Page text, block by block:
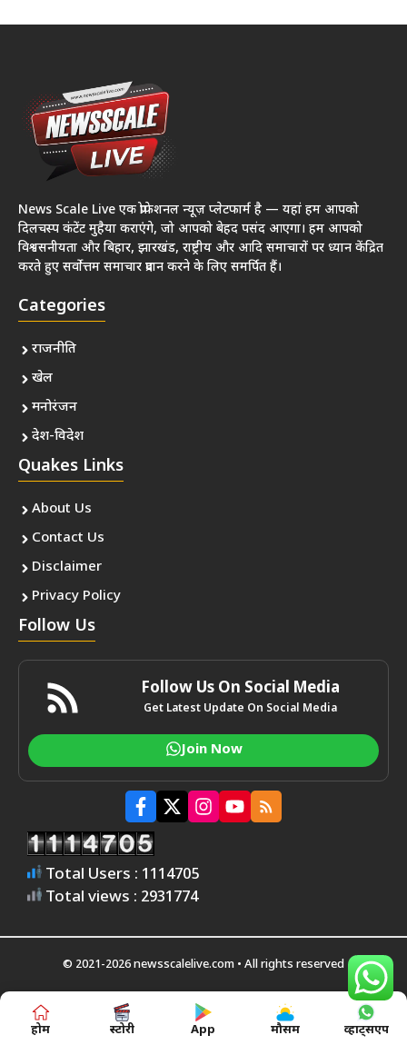
News Scale Live एक प्रोफेशनल न्यूज़ प्लेटफार्म है — यहां हम आपको
दिलचस्प कंटेंट मुहैया कराएंगे, जो आपको बेहद पसंद आएगा। हम आपको
विश्वसनीयता और बिहार, झारखंड, राष्ट्रीय और आदि समाचारों पर ध्यान केंद्रित
करते हुए सर्वोत्तम समाचार प्रदान करने के लिए समर्पित हैं।
Categories
राजनीति
खेल
मनोरंजन
देश-विदेश
Quakes Links
About Us
Contact Us
Disclaimer
Privacy Policy
Follow Us
Follow Us On Social Media
Get Latest Update On Social Media
Join Now
Total Users : 1114705
Total views : 2931774
© 2021-2026 newsscalelive.com • All rights reserved
होम स्टोरी App मौसम व्हाट्सएप